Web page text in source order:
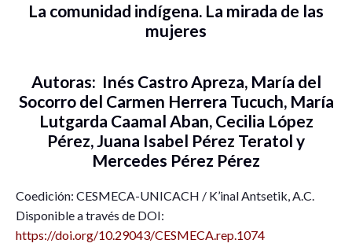
La comunidad indígena. La mirada de las
mujeres
Autoras: Inés Castro Apreza, María del
Socorro del Carmen Herrera Tucuch, María
Lutgarda Caamal Aban, Cecilia López
Pérez, Juana Isabel Pérez Teratol y
Mercedes Pérez Pérez
Coedición: CESMECA-UNICACH / K’inal Antsetik, A.C.
Disponible a través de DOI:
https://doi.org/10.29043/CESMECA.rep.1074